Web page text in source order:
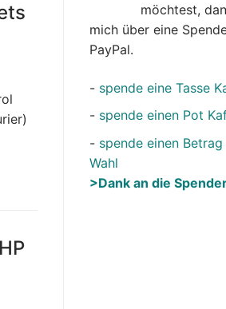
möchtest,
mich über eine
PayPal.
- spende eine Tasse
- spende einen Pot
- spende einen
Wahl
>Dank an die